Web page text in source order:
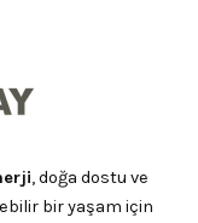
, doğa dostu ve
bir yaşam için